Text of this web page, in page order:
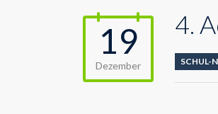
19
Dezember
4.
SCHUL-